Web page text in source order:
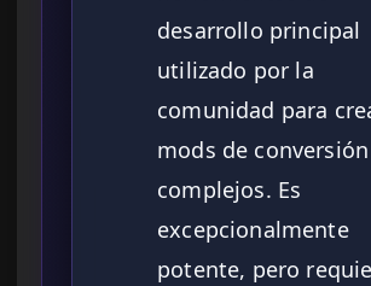
desarrollo principal
utilizado por la
comunidad para
mods de
complejos. Es
excepcionalmente
potente, pero